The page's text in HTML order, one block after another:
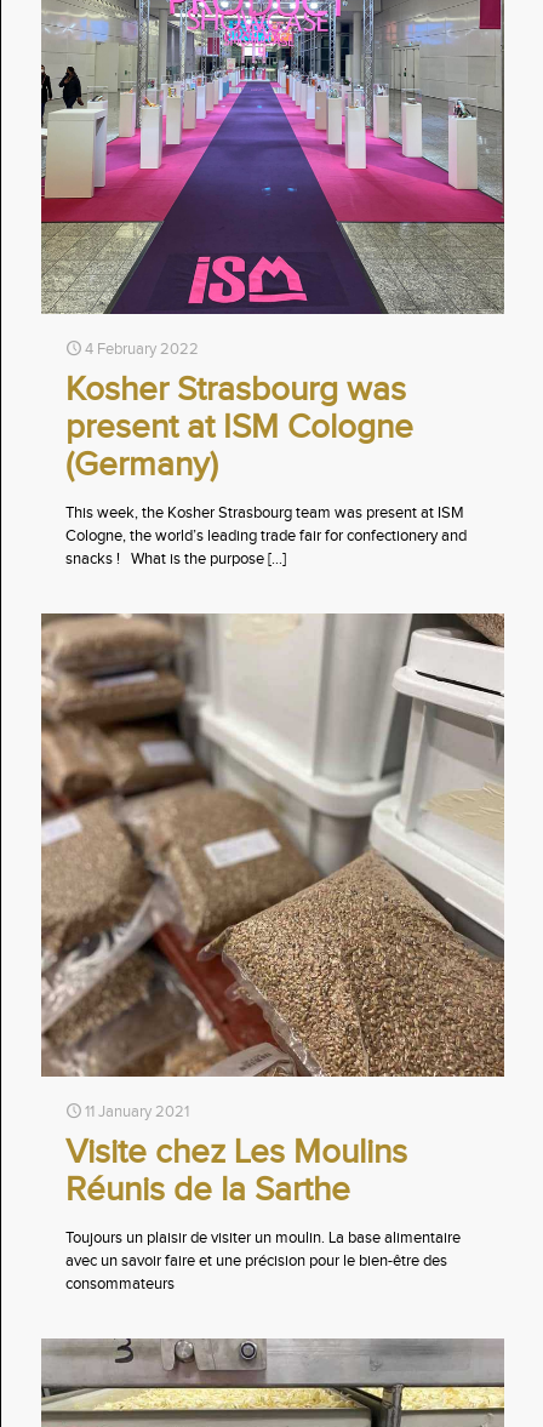
4 February 2022
Kosher Strasbourg was
present at ISM Cologne
(Germany)
This week, the Kosher Strasbourg team was present at ISM
Cologne, the world’s leading trade fair for confectionery and
snacks ! What is the purpose[…]
11 January 2021
Visite chez Les Moulins
Réunis de la Sarthe
Toujours un plaisir de visiter un moulin. La base alimentaire
avec un savoir faire et une précision pour le bien-être des
consommateurs